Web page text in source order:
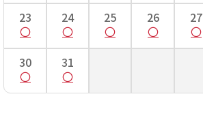
23 24 25 26 27
30 31